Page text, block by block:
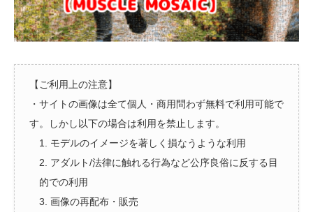
【ご利用上の注意】
・サイトの画像は全て個人・商用問わず無料で利用可能で
す。しかし以下の場合は利用を禁止します。
1. モデルのイメージを著しく損なうような利用
2. アダルト/法律に触れる行為など公序良俗に反する目
的での利用
3. 画像の再配布・販売